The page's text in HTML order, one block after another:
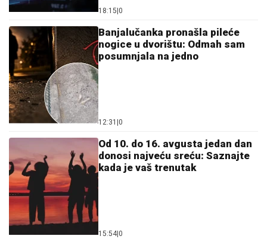
18:15 0
Banjalučanka pronašla pileće
nogice u dvorištu: Odmah sam
posumnjala na jedno
12:31 0
Od 10. do 16. avgusta jedan dan
donosi najveću sreću: Saznajte
kada je vaš trenutak
15:54 0